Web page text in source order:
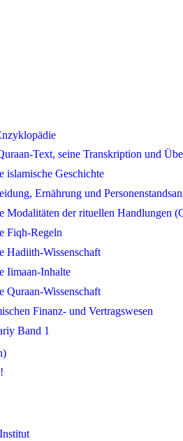
Text, seine Transkription und
islamische Geschichte
Ernährung und
Modalitäten der rituellen Handlungen
Fiqh-Regeln
Hadiith-Wissenschaft
Iimaan-Inhalte
Quraan-Wissenschaft
Finanz- und Vertragswesen
Band 1